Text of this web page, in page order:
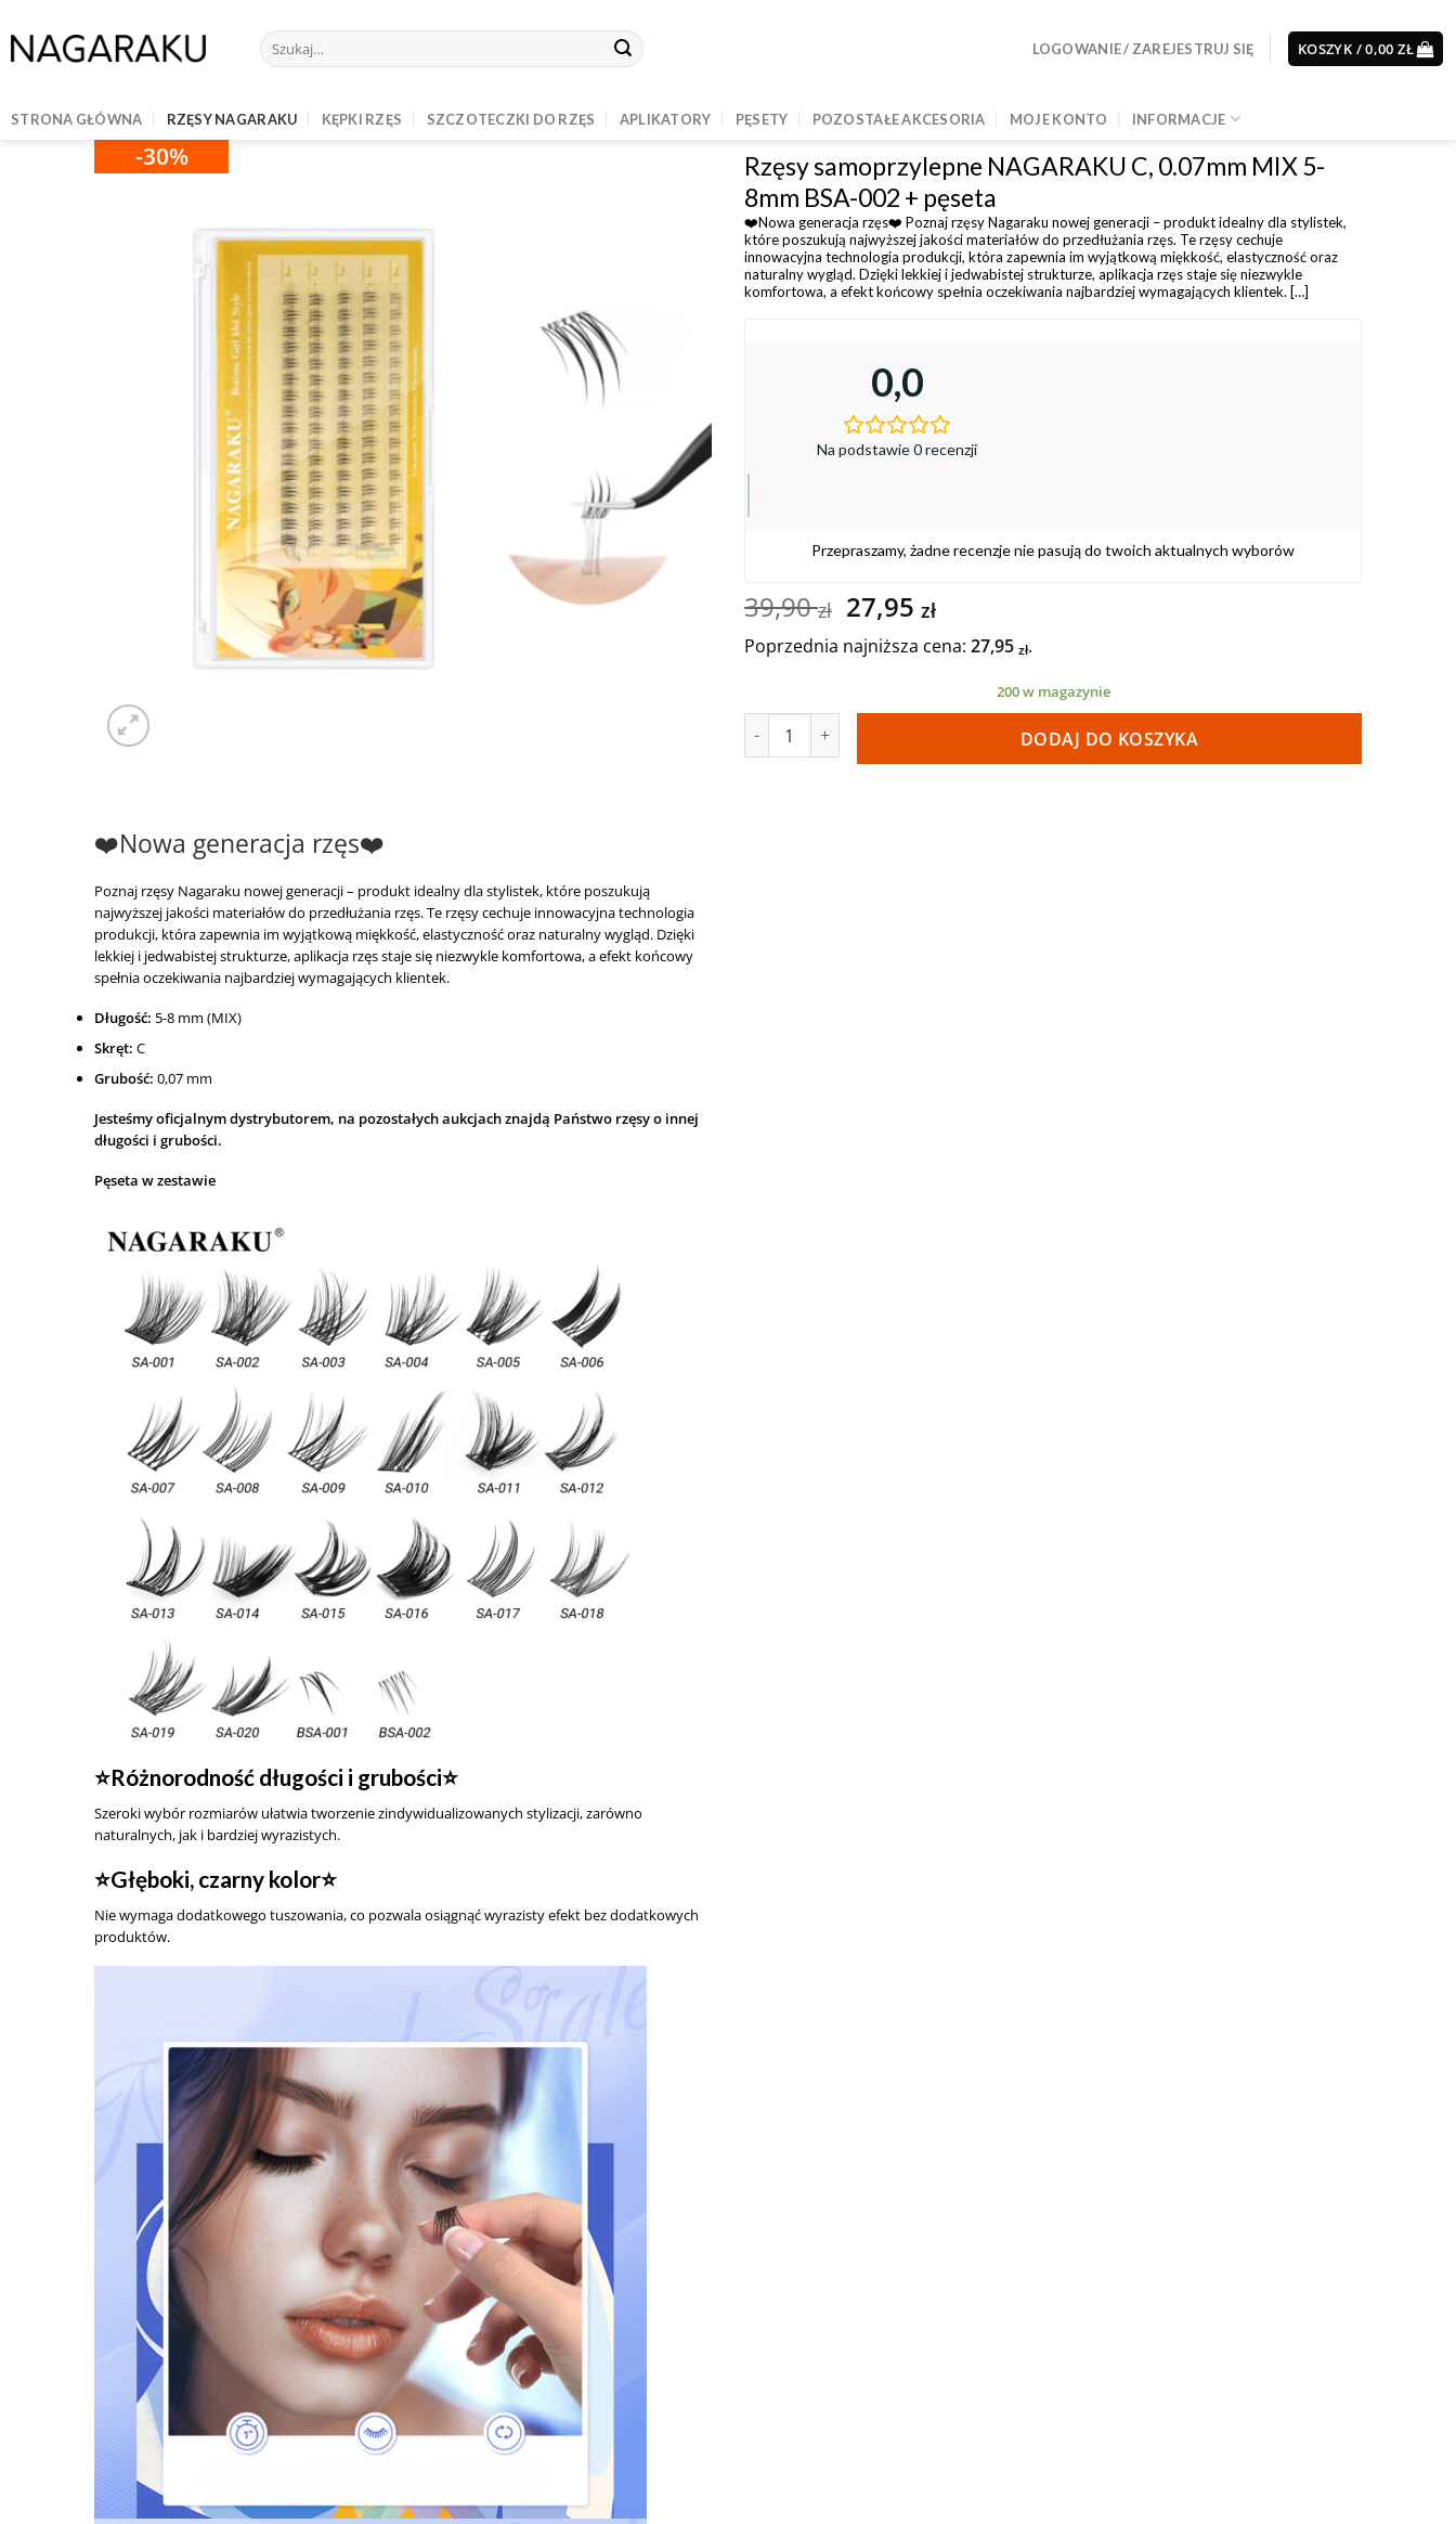
to
content
Szukaj: LOGOWANIE / ZAREJESTRUJ SIĘ KOSZYK /0,00ZŁ
STRONA GŁÓWNA RZĘSY NAGARAKU KĘPKI RZĘS SZCZOTECZKI DO RZĘS APLIKATORY PĘSETY POZOSTAŁE AKCESORIA MOJE KONTO INFORMACJE
-30%
Rzęsy samoprzylepne NAGARAKU C, 0.07mm MIX 5-
8mm BSA-002 + pęseta
❤️Nowa generacja rzęs❤️ Poznaj rzęsy Nagaraku nowej generacji – produkt idealny dla stylistek,
które poszukują najwyższej jakości materiałów do przedłużania rzęs. Te rzęsy cechuje
innowacyjna technologia produkcji, która zapewnia im wyjątkową miękkość, elastyczność oraz
naturalny wygląd. Dzięki lekkiej i jedwabistej strukturze, aplikacja rzęs staje się niezwykle
komfortowa, a efekt końcowy spełnia oczekiwania najbardziej wymagających klientek. […]
0,0
Na podstawie 0 recenzji
Przepraszamy, żadne recenzje nie pasują do twoich aktualnych wyborów
39,90zł Pierwotna
cena
wynosiła:
27,95złAktualna
cena
wynosi:
27,95 zł.
Poprzednia najniższa cena: 27,95 zł.
200 w magazynie
ilość Rzęsy samoprzylepne NAGARAKU C, 0.07mm MIX 5-8mm BSA-002 + pęseta
DODAJ DO KOSZYKA
❤️Nowa generacja rzęs❤️
Poznaj rzęsy Nagaraku nowej generacji – produkt idealny dla stylistek, które poszukują
najwyższej jakości materiałów do przedłużania rzęs. Te rzęsy cechuje innowacyjna technologia
produkcji, która zapewnia im wyjątkową miękkość, elastyczność oraz naturalny wygląd. Dzięki
lekkiej i jedwabistej strukturze, aplikacja rzęs staje się niezwykle komfortowa, a efekt końcowy
spełnia oczekiwania najbardziej wymagających klientek.
Długość: 5-8 mm (MIX)
Skręt: C
Grubość: 0,07 mm
Jesteśmy oficjalnym dystrybutorem, na pozostałych aukcjach znajdą Państwo rzęsy o innej
długości i grubości.
Pęseta w zestawie
⭐️Różnorodność długości i grubości⭐️
Szeroki wybór rozmiarów ułatwia tworzenie zindywidualizowanych stylizacji, zarówno
naturalnych, jak i bardziej wyrazistych.
⭐️Głęboki, czarny kolor⭐️
Nie wymaga dodatkowego tuszowania, co pozwala osiągnąć wyrazisty efekt bez dodatkowych
produktów.